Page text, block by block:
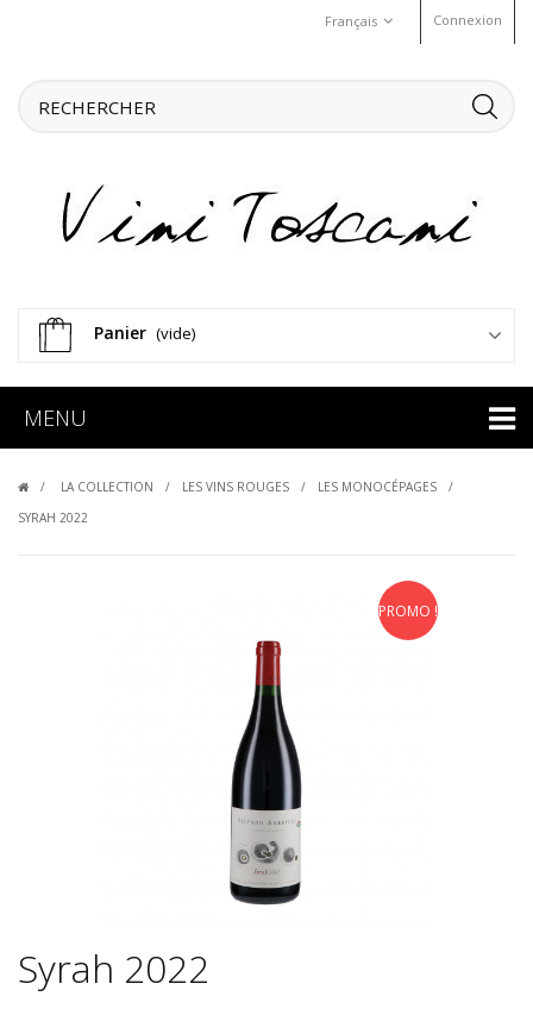
Connexion
Français
Panier (vide)
MENU
LA COLLECTION LES VINS ROUGES
LES MONOCÉPAGES
SYRAH 2022
PROMO !
Syrah 2022